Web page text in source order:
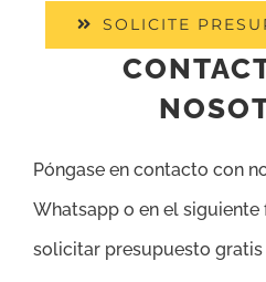
SOLICITE
Póngase en contacto con
Whatsapp o en el
solicitar presupuesto